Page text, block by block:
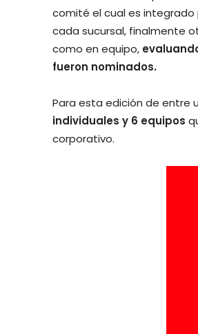
comité el cual es integrado
cada sucursal, finalmente
como en equipo,
fueron nominados.
Para esta edición de entre
individuales y 6 equipos
corporativo.